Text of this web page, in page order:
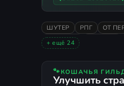
ШУТЕР РПГ ОТ
РОГАЛИК
ОДНА ЖИЗНЬ
+ ещё 24
🐾КОШАЧЬЯ
Улучшить